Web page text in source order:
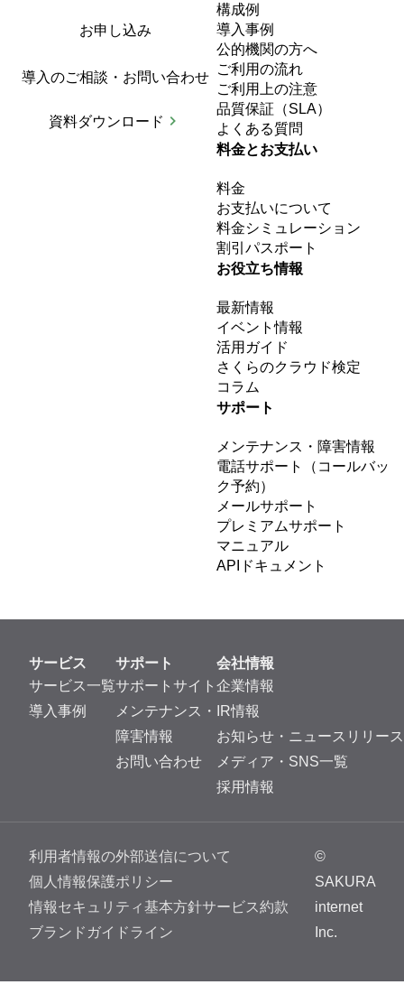
お申し込み
導入のご相談・お問い合わせ
資料ダウンロード
構成例
導入事例
公的機関の方へ
ご利用の流れ
ご利用上の注意
品質保証（SLA）
よくある質問
料金とお支払い
料金
お支払いについて
料金シミュレーション
割引パスポート
お役立ち情報
最新情報
イベント情報
活用ガイド
さくらのクラウド検定
コラム
サポート
メンテナンス・障害情報
電話サポート（コールバッ
ク予約）
メールサポート
プレミアムサポート
マニュアル
APIドキュメント
サービス
サービス一覧
導入事例
サポート
サポートサイト
メンテナンス・
障害情報
お問い合わせ
会社情報
企業情報
IR情報
お知らせ・ニュースリリース
メディア・SNS一覧
採用情報
利用者情報の外部送信について
個人情報保護ポリシー
情報セキュリティ基本方針サービス約款
ブランドガイドライン
©
SAKURA
internet
Inc.